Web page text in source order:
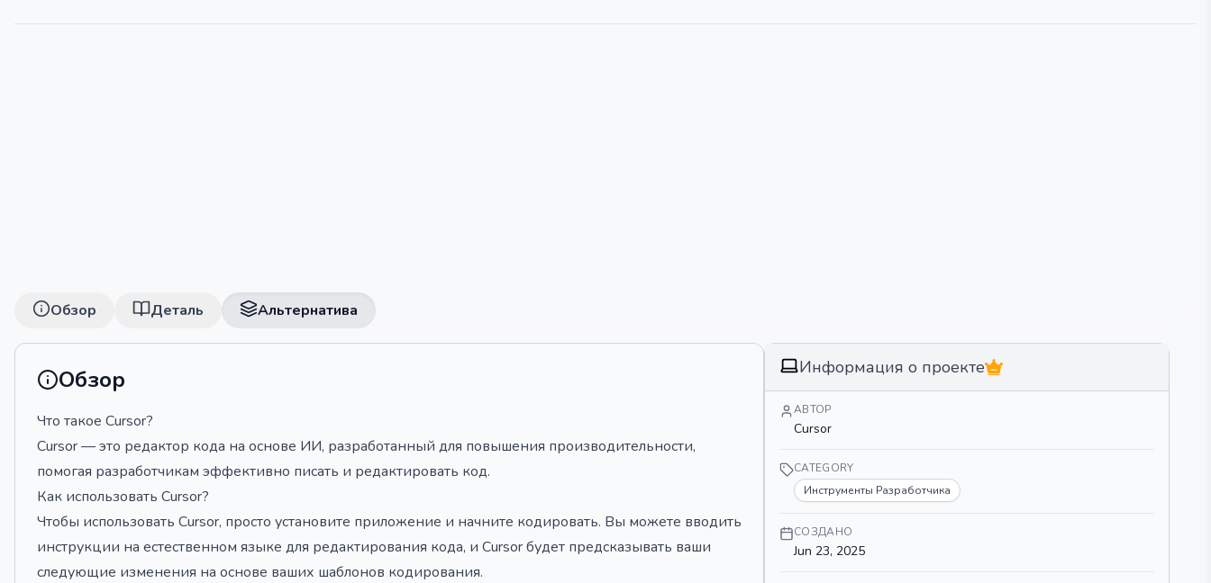
Обзор Деталь Альтернатива
Обзор
Что такое Cursor?
Cursor — это редактор кода на основе ИИ, разработанный для повышения производительности,
помогая разработчикам эффективно писать и редактировать код.
Как использовать Cursor?
Чтобы использовать Cursor, просто установите приложение и начните кодировать. Вы можете вводить
инструкции на естественном языке для редактирования кода, и Cursor будет предсказывать ваши
следующие изменения на основе ваших шаблонов кодирования.
Информация о проекте
АВТОР
Cursor
CATEGORY
Инструменты Разработчика
СОЗДАНО
Jun 23, 2025